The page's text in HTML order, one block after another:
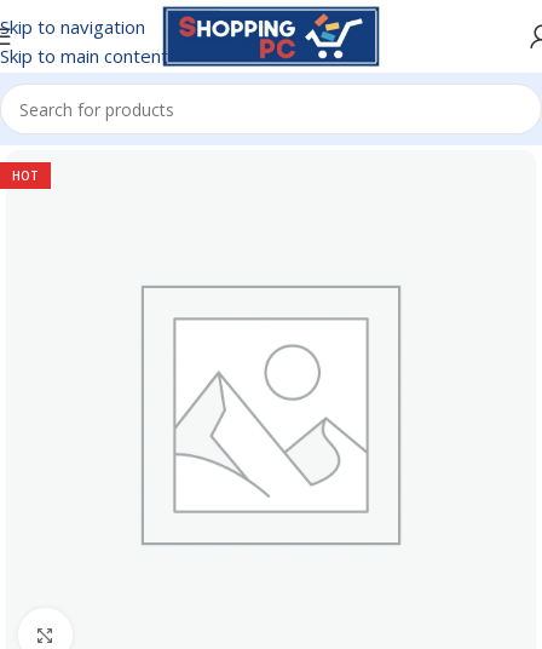
Skip to navigation
Skip to main content
Inicio/PIN DE CARGA
HOT